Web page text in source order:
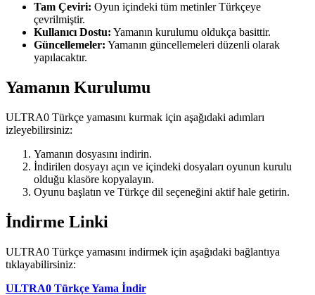
Tam Çeviri: Oyun içindeki tüm metinler Türkçeye
çevrilmiştir.
Kullanıcı Dostu: Yamanın kurulumu oldukça basittir.
Güncellemeler: Yamanın güncellemeleri düzenli olarak
yapılacaktır.
Yamanın Kurulumu
ULTRA0 Türkçe yamasını kurmak için aşağıdaki adımları
izleyebilirsiniz:
Yamanın dosyasını indirin.
İndirilen dosyayı açın ve içindeki dosyaları oyunun kurulu
olduğu klasöre kopyalayın.
Oyunu başlatın ve Türkçe dil seçeneğini aktif hale getirin.
İndirme Linki
ULTRA0 Türkçe yamasını indirmek için aşağıdaki bağlantıya
tıklayabilirsiniz:
ULTRA0 Türkçe Yama İndir